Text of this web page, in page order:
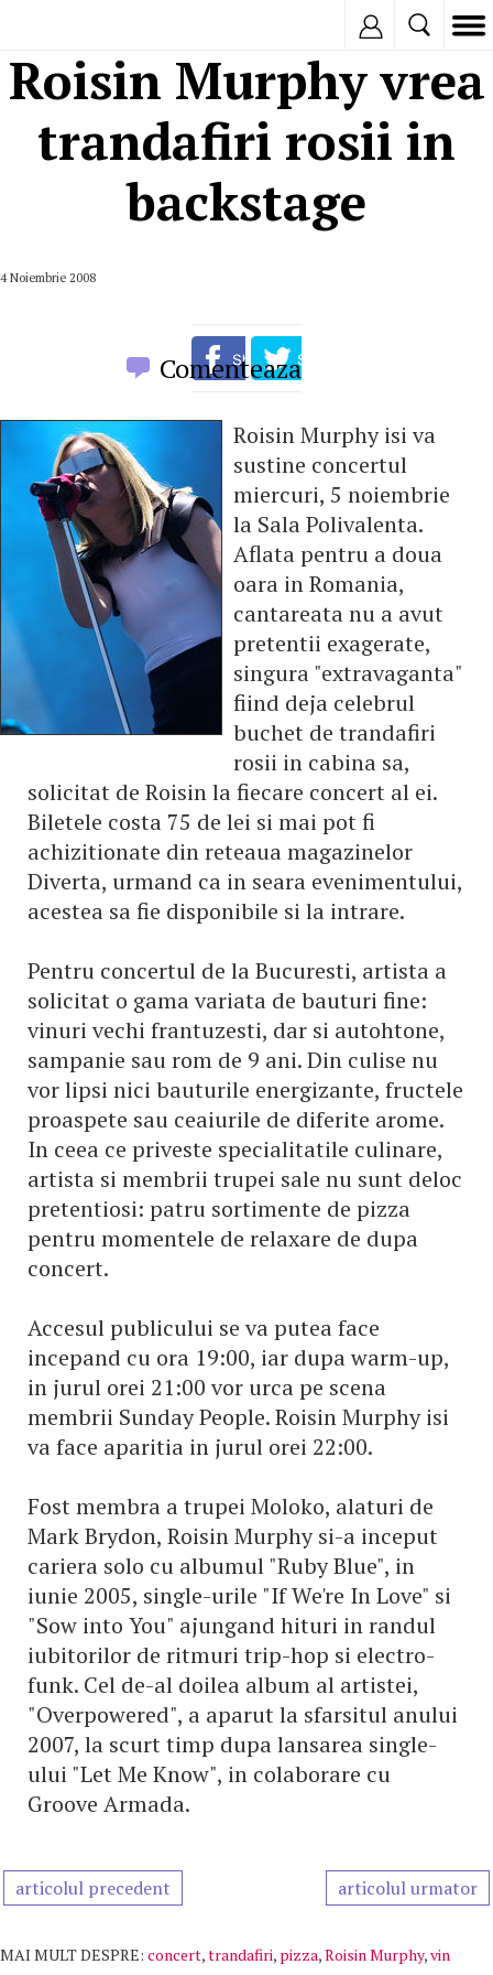
Roisin Murphy vrea
trandafiri rosii in
backstage
4 Noiembrie 2008
Comenteaza
Roisin Murphy isi va
sustine concertul
miercuri, 5 noiembrie
la Sala Polivalenta.
Aflata pentru a doua
oara in Romania,
cantareata nu a avut
pretentii exagerate,
singura "extravaganta"
fiind deja celebrul
buchet de trandafiri
rosii in cabina sa,
solicitat de Roisin la fiecare concert al ei.
Biletele costa 75 de lei si mai pot fi
achizitionate din reteaua magazinelor
Diverta, urmand ca in seara evenimentului,
acestea sa fie disponibile si la intrare.
Pentru concertul de la Bucuresti, artista a
solicitat o gama variata de bauturi fine:
vinuri vechi frantuzesti, dar si autohtone,
sampanie sau rom de 9 ani. Din culise nu
vor lipsi nici bauturile energizante, fructele
proaspete sau ceaiurile de diferite arome.
In ceea ce priveste specialitatile culinare,
artista si membrii trupei sale nu sunt deloc
pretentiosi: patru sortimente de pizza
pentru momentele de relaxare de dupa
concert.
Accesul publicului se va putea face
incepand cu ora 19:00, iar dupa warm-up,
in jurul orei 21:00 vor urca pe scena
membrii Sunday People. Roisin Murphy isi
va face aparitia in jurul orei 22:00.
Fost membra a trupei Moloko, alaturi de
Mark Brydon, Roisin Murphy si-a inceput
cariera solo cu albumul "Ruby Blue", in
iunie 2005, single-urile "If We're In Love" si
"Sow into You" ajungand hituri in randul
iubitorilor de ritmuri trip-hop si electro-
funk. Cel de-al doilea album al artistei,
"Overpowered", a aparut la sfarsitul anului
2007, la scurt timp dupa lansarea single-
ului "Let Me Know", in colaborare cu
Groove Armada.
articolul precedent articolul urmator
MAI MULT DESPRE: concert,trandafiri, pizza,Roisin Murphy,vin